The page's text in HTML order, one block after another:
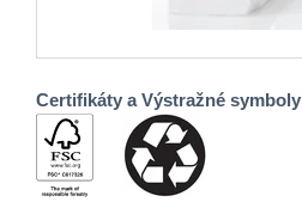
Certifikáty a Výstražné symboly